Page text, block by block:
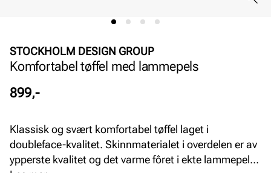
STOCKHOLM DESIGN GROUP
Komfortabel tøffel med lammepels
Pris
899,-
Klassisk og svært komfortabel tøffel laget i
doubleface-kvalitet. Skinnmaterialet i overdelen er av
ypperste kvalitet og det varme fôret i ekte lammepels